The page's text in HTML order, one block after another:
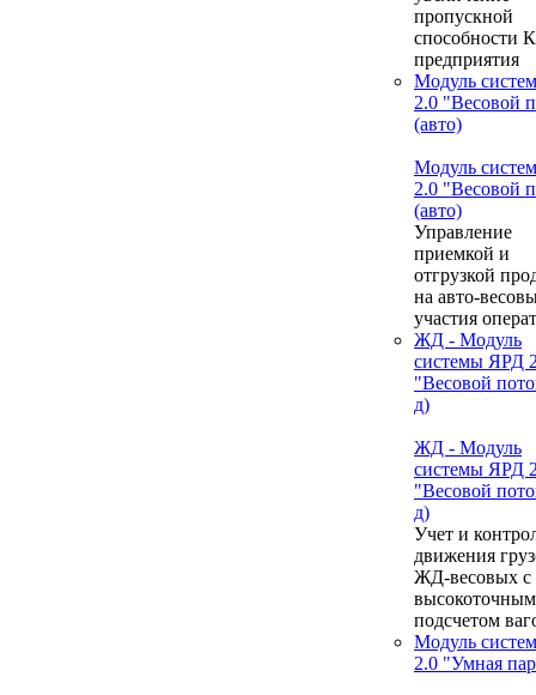
пропускной
способности
предприятия
Модуль
2.0 "Весовой
(авто)
Модуль
2.0 "Весовой
(авто)
Управление
приемкой и
отгрузкой
на авто-
участия
ЖД - Модуль
системы ЯРД
"Весовой
д)
ЖД - Модуль
системы ЯРД
"Весовой
д)
Учет и
движения
ЖД-весовых с
высокоточным
подсчетом
Модуль
2.0 "Умная